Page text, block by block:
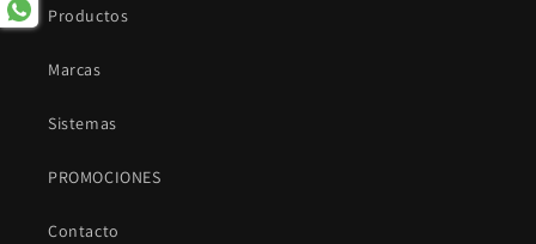
Productos
Marcas
Sistemas
PROMOCIONES
Contacto